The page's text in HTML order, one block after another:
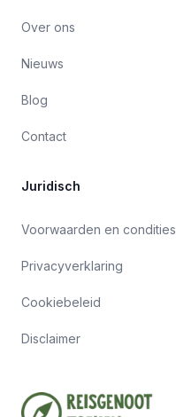
Over ons
Nieuws
Blog
Contact
Juridisch
Voorwaarden en condities
Privacyverklaring
Cookiebeleid
Disclaimer